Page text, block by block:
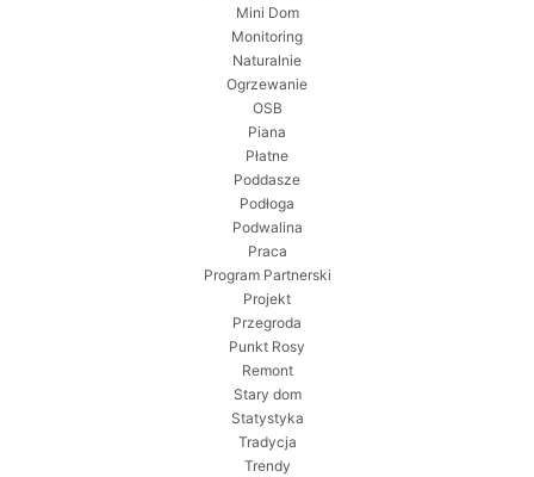
Mini Dom
Monitoring
Naturalnie
Ogrzewanie
OSB
Piana
Płatne
Poddasze
Podłoga
Podwalina
Praca
Program Partnerski
Projekt
Przegroda
Punkt Rosy
Remont
Stary dom
Statystyka
Tradycja
Trendy